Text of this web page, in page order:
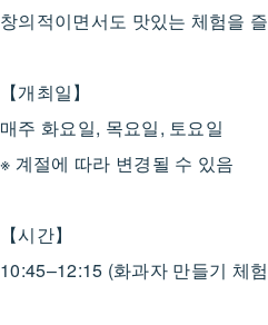
창의적이면서도 맛있는 체험을
【개최일】
매주 화요일, 목요일, 토요일
※ 계절에 따라 변경될 수 있음
【시간】
10:45–12:15 (화과자 만들기 체